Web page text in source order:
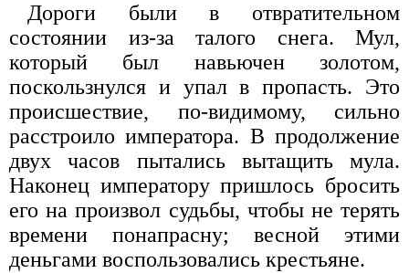
Дороги были в отвратительном
состоянии из-за талого снега. Мул,
который был навьючен золотом,
поскользнулся и упал в пропасть. Это
происшествие, по-видимому, сильно
расстроило императора. В продолжение
двух часов пытались вытащить мула.
Наконец императору пришлось бросить
его на произвол судьбы, чтобы не терять
времени понапрасну; весной этими
деньгами воспользовались крестьяне.